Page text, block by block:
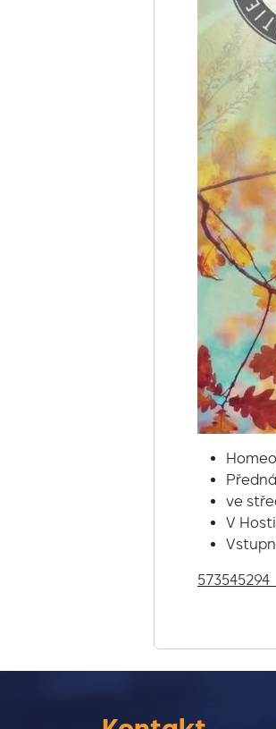
ve
V